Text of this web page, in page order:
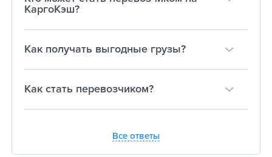
КаргоКэш?
Как получать выгодные грузы?
Как стать перевозчиком?
Все ответы